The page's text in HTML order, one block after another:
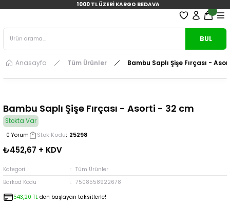
1000 TL ÜZERİ KARGO BEDAVA
BUL
Anasayfa Tüm Ürünler Bambu Saplı Şişe Fırçası -
Bambu Saplı Şişe Fırçası - Asorti - 32 cm
Stokta Var
0 Yorum Stok Kodu 25298
₺452,67 + KDV
Kategori
Tüm Ürünler
Barkod Kodu
7508558922678
543,20 TL den başlayan taksitlerle!